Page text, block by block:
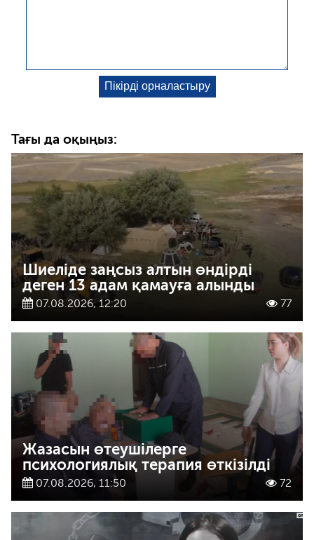
Тағы да оқыңыз:
Шиеліде заңсыз алтын өндірді
деген 13 адам қамауға алынды
07.08.2026, 12:20 77
Жазасын өтеушілерге
психологиялық терапия өткізілді
07.08.2026, 11:50 72